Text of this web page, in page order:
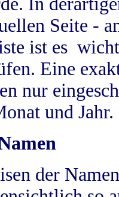
Seite -
ist es
Eine
nur
und Jahr.
der